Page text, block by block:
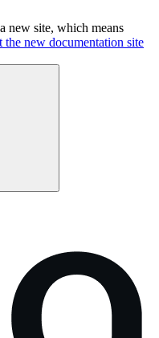
new site, which means
the new documentation site